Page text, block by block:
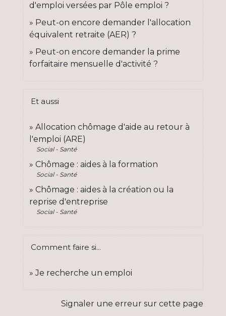
d'emploi versées par Pôle emploi ?
Peut-on encore demander l'allocation
équivalent retraite (AER) ?
Peut-on encore demander la prime
forfaitaire mensuelle d'activité ?
Et aussi
Allocation chômage d'aide au retour à
l'emploi (ARE)
Social - Santé
Chômage : aides à la formation
Social - Santé
Chômage : aides à la création ou la
reprise d'entreprise
Social - Santé
Comment faire si...
Je recherche un emploi
Signaler une erreur sur cette page